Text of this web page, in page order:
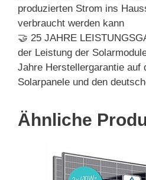
produzierten Strom ins
verbraucht werden kann
🤝 25 JAHRE
der Leistung der
Jahre Herstellergarantie auf
Solarpanele und den
Ähnliche